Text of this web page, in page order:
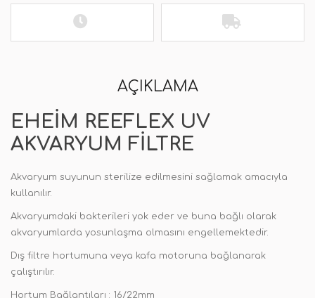
AÇIKLAMA
EHEIM REEFLEX UV
AKVARYUM FILTRE
Akvaryum suyunun sterilize edilmesini sağlamak amacıyla
kullanılır.
Akvaryumdaki bakterileri yok eder ve buna bağlı olarak
akvaryumlarda yosunlaşma olmasını engellemektedir.
Dış filtre hortumuna veya kafa motoruna bağlanarak
çalıştırılır.
Hortum Bağlantıları : 16/22mm